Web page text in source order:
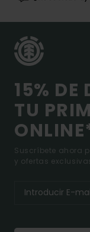
15% DE
TU
Suscríbete ahora
y ofertas